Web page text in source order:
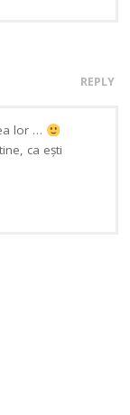
REPLY
lor …
ca ești